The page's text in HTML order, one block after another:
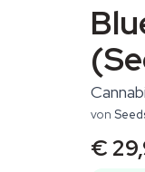
von
€